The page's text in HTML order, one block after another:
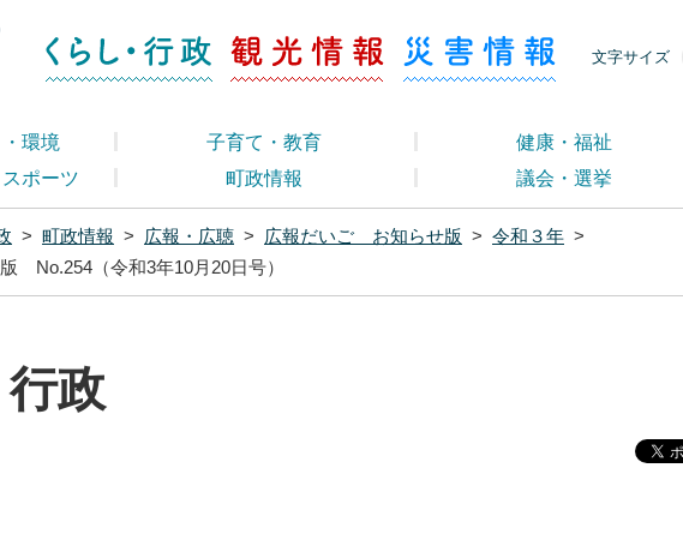
大子町ホームページ くらし・行政
文字サイズ
くらし・行政 観光情報 災害情報
環境 子育て・教育
健康・福祉
ポーツ
町政情報 議会・選挙
> 町政情報 > 広報・広聴 > 広報だいご お知らせ版 > 令和３年 >
No.254（令和3年10月20日号）
政